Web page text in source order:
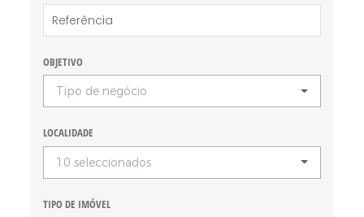
OBJETIVO
Tipo de negócio
LOCALIDADE
10 seleccionados
TIPO DE IMÓVEL